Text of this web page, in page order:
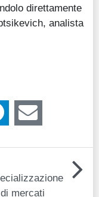
direttamente
analista
mercati